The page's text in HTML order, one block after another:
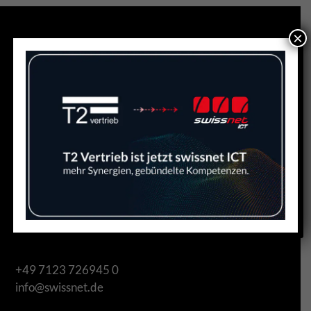
swissnet ICT GmbH
Hallstattstr.16
72766 Reutlingen
+49 7123 726945 0
info@swissnet.de
×